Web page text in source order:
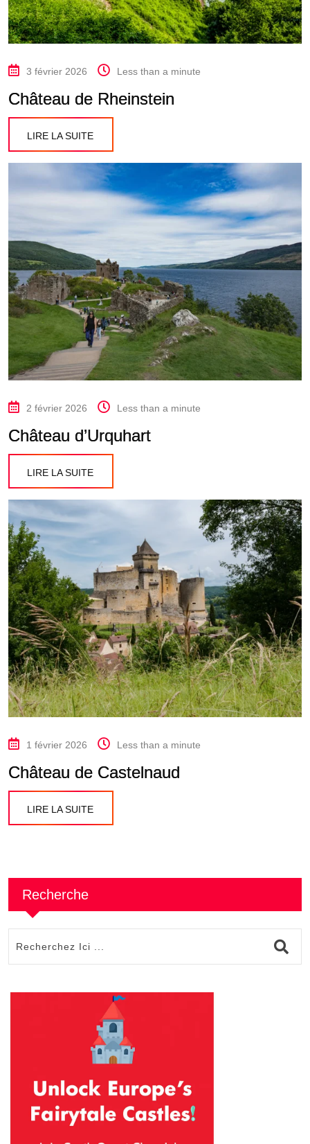
3 février 2026 Less than a minute
Château de Rheinstein
LIRE LA SUITE
2 février 2026 Less than a minute
Château d’Urquhart
LIRE LA SUITE
1 février 2026 Less than a minute
Château de Castelnaud
LIRE LA SUITE
Recherche